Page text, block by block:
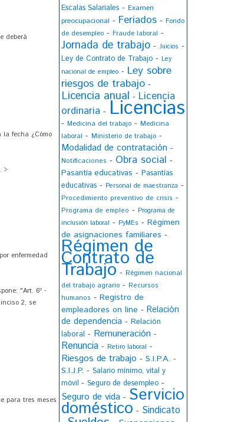
deberá
fecha ¿Cómo
>
enfermedad
"Art. 6º -
2, se
para tres meses
Escalas Salariales - Examen
preocupacional - Feriados - Fondo
de desempleo - Fraude laboral -
Jornada de trabajo - Juicios -
Ley de Contrato de Trabajo - Ley
nacional de empleo - Ley sobre
riesgos de trabajo -
Licencia anual - Licencia
ordinaria - Licencias
- Medicina del trabajo - Medicina
laboral - Ministerio de trabajo -
Modalidad de contratación -
Notificaciones - Obra social -
Pasantía educativas - Pasantías
educativas - Personal de maestranza -
Procedimiento preventivo de crisis -
Programa de empleo - Programa de
inclusión laboral - PyMEs - Régimen
de asignaciones familiares -
Régimen de
Contrato de
Trabajo - Régimen nacional
del trabajo agrario - Recursos
humanos - Registro de
empleadores on line - Relación
de dependencia - Relación
laboral - Remuneración -
Renuncia - Retiro laboral -
Riesgos de trabajo - S.I.P.A. -
S.I.J.P. - Salario mínimo, vital y
móvil - Seguro de desempleo -
Seguro de vida - Servicio
doméstico - Sindicato